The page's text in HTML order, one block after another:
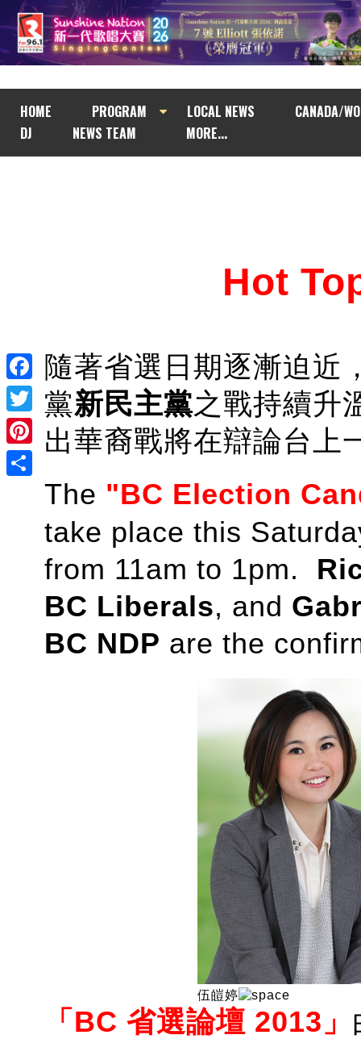
HOME PROGRAM LOCAL NEWS
CANADA/
DJ
NEWS TEAM MORE...
Facebook
Twitter
Pinterest
Hot
隨著省選日期逐漸迫近
黨新民主黨之戰持續升
出華裔戰將在辯論台上
The "BC Election
take place this
from 11am to 1pm.
BC Liberals, and
BC NDP are the
伍皚婷
「BC 省選論壇 2013」